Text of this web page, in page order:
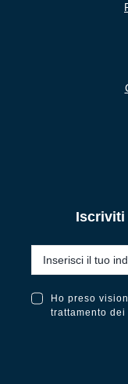
Iscriviti
Ho preso
trattamento